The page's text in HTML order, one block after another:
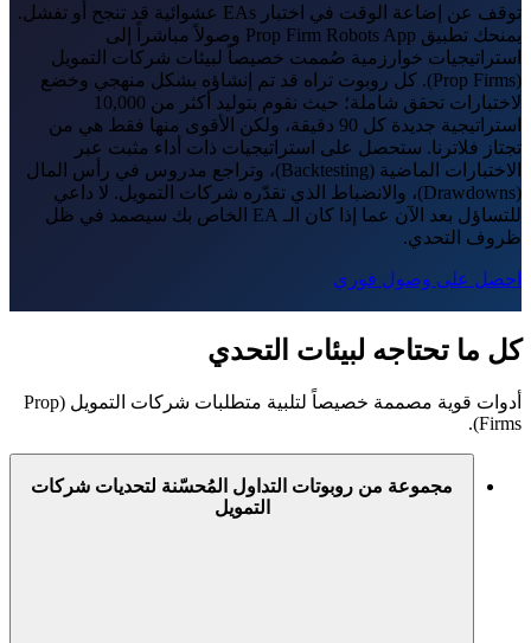
توقف عن إضاعة الوقت في اختبار EAs عشوائية قد تنجح أو تفشل.
يمنحك تطبيق Prop Firm Robots App وصولاً مباشراً إلى
استراتيجيات خوارزمية صُممت خصيصاً لبيئات شركات التمويل
(Prop Firms). كل روبوت تراه قد تم إنشاؤه بشكل منهجي وخضع
لاختبارات تحقق شاملة؛ حيث نقوم بتوليد أكثر من 10,000
استراتيجية جديدة كل 90 دقيقة، ولكن الأقوى منها فقط هي من
تجتاز فلاترنا. ستحصل على استراتيجيات ذات أداء مثبت عبر
الاختبارات الماضية (Backtesting)، وتراجع مدروس في رأس المال
(Drawdowns)، والانضباط الذي تقدّره شركات التمويل. لا داعي
للتساؤل بعد الآن عما إذا كان الـ EA الخاص بك سيصمد في ظل
ظروف التحدي.
احصل على وصول فوري
كل ما تحتاجه لبيئات التحدي
أدوات قوية مصممة خصيصاً لتلبية متطلبات شركات التمويل (Prop
Firms).
مجموعة من روبوتات التداول المُحسّنة لتحديات شركات
التمويل